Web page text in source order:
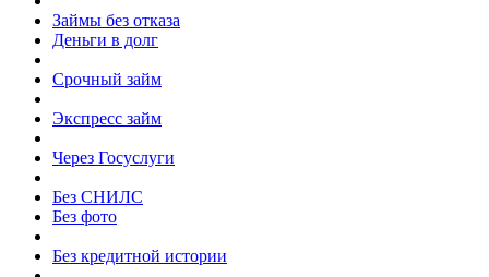
Займы без отказа
Деньги в долг
Срочный займ
Экспресс займ
Через Госуслуги
Без СНИЛС
Без фото
Без кредитной истории